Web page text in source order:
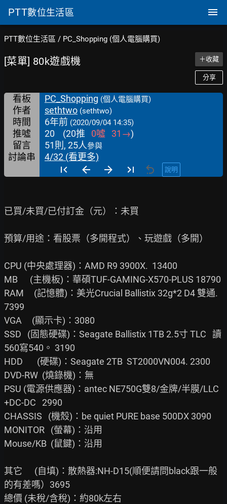
PTT數位生活區
PTT數位生活區 / PC_Shopping (個人電腦購買)
[菜單] 80k遊戲機 ＋收藏
分享
看板 PC_Shopping (個人電腦購買)
作者 sethtwo (sethtwo)
時間 6年前 (2020/09/04 14:35)
推噓 20 (20推 0噓 31 →)
留言
51則, 25人參與
討論串 4/32 (看更多)
說明
已買/未買/已付訂金（元）：未買
預算/用途：看股票（多開程式）、玩遊戲（多開）
CPU (中央處理器)：AMD R9 3900X.  13400
MB      (主機板)：華碩TUF-GAMING-X570-PLUS 18790
RAM     (記憶體)：美光Crucial Ballistix 32g*2 D4 雙通.
7399
VGA     (顯示卡)：3080
SSD   (固態硬碟)：Seagate Ballistix 1TB 2.5寸 TLC   讀
560寫540。 3190
HDD       (硬碟)：Seagate 2TB  ST2000VN004. 2300
DVD-RW  (燒錄機)：無
PSU (電源供應器)：antec NE750G雙8/金牌/半膜/LLC
+DC-DC   2990
CHASSIS   (機殼)：be quiet PURE base 500DX 3090
MONITOR   (螢幕)：沿用
Mouse/KB  (鼠鍵)：沿用
其它      (自填)：散熱器:NH-D15(順便請問black跟一般
的有差嗎）3695
總價 (未稅/含稅)：約80k左右